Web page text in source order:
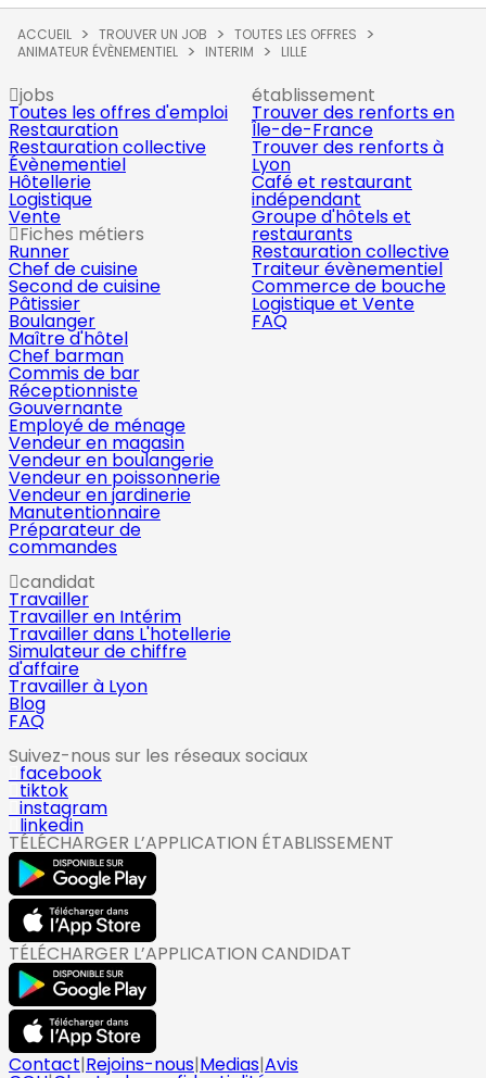
ACCUEIL TROUVER UN JOB
TOUTES LES OFFRES
ANIMATEUR ÉVÈNEMENTIEL
INTERIM LILLE
jobs
Toutes les offres d'emploi
Restauration
Restauration collective
Évènementiel
Hôtellerie
Logistique
Vente
Fiches métiers
Runner
Chef de cuisine
Second de cuisine
Pâtissier
Boulanger
Maître d'hôtel
Chef barman
Commis de bar
Réceptionniste
Gouvernante
Employé de ménage
Vendeur en magasin
Vendeur en boulangerie
Vendeur en poissonnerie
Vendeur en jardinerie
Manutentionnaire
Préparateur de
commandes
établissement
Trouver des renforts en
Île-de-France
Trouver des renforts à
Lyon
Café et restaurant
indépendant
Groupe d'hôtels et
restaurants
Restauration collective
Traiteur évènementiel
Commerce de bouche
Logistique et Vente
FAQ
candidat
Travailler
Travailler en Intérim
Travailler dans L'hotellerie
Simulateur de chiffre
d'affaire
Travailler à Lyon
Blog
FAQ
Suivez-nous sur les réseaux sociaux
facebook
tiktok
instagram
linkedin
TÉLÉCHARGER L’APPLICATION ÉTABLISSEMENT
TÉLÉCHARGER L’APPLICATION CANDIDAT
Contact|Rejoins-nous|Medias|Avis